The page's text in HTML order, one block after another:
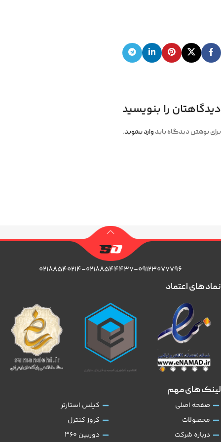
دیدگاهتان را بنویسید
برای نوشتن دیدگاه باید وارد بشوید.
۰۲۱۸۸۵۴۰۲۱۴-۰۲۱۸۸۵۴۴۴۳۷-۰۹۱۲۳۰۷۷۷۹۶
لینک های مهم
صفحه اصلی
محصولات
درباره شرکت
کیلس استارتر
کروز کنترل
دوربین 360
نماد های اعتماد